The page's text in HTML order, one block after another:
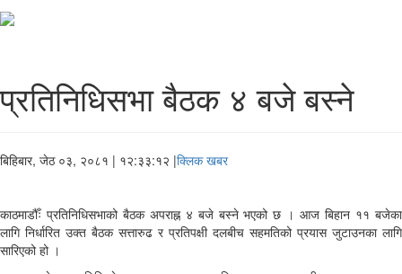
प्रतिनिधिसभा बैठक ४ बजे बस्ने
बिहिबार, जेठ ०३, २०८१ | १२:३३:१२ |क्लिक खबर
काठमाडौँः प्रतिनिधिसभाको बैठक अपराह्न ४ बजे बस्ने भएको छ । आज बिहान ११ बजेका
लागि निर्धारित उक्त बैठक सत्तारुढ र प्रतिपक्षी दलबीच सहमतिको प्रयास जुटाउनका लागि
सारिएको हो ।